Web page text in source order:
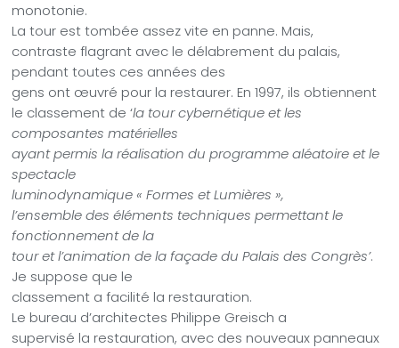
monotonie.
La tour est tombée assez vite en panne. Mais,
contraste flagrant avec le délabrement du palais,
pendant toutes ces années des
gens ont œuvré pour la restaurer. En 1997, ils obtiennent
le classement de ‘la tour cybernétique et les
composantes matérielles
ayant permis la réalisation du programme aléatoire et le
spectacle
luminodynamique « Formes et Lumières »,
l’ensemble des éléments techniques permettant le
fonctionnement de la
tour et l’animation de la façade du Palais des Congrès’.
Je suppose que le
classement a facilité la restauration.
Le bureau d’architectes Philippe Greisch a
supervisé la restauration, avec des nouveaux panneaux